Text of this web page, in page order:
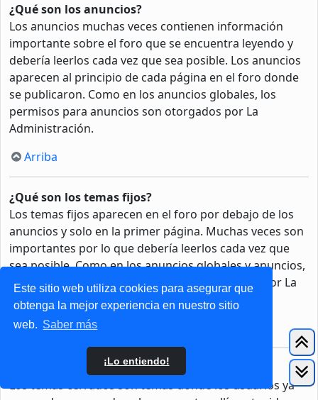
Este sitio web utiliza cookies para asegurar que
obtenga la mejor experiencia en nuestro sitio
web. Saber más
¡Lo entiendo!
¿Qué son los anuncios?
Los anuncios muchas veces contienen información
importante sobre el foro que se encuentra leyendo y
debería leerlos cada vez que sea posible. Los anuncios
aparecen al principio de cada página en el foro donde
se publicaron. Como en los anuncios globales, los
permisos para anuncios son otorgados por La
Administración.
Arriba
¿Qué son los temas fijos?
Los temas fijos aparecen en el foro por debajo de los
anuncios y solo en la primer página. Muchas veces son
importantes por lo que debería leerlos cada vez que
sea posible. Como en los anuncios globales y anuncios,
los permisos para fijar un tema son otorgados por La
Administración.
Arriba
¿Qué son los temas cerrados?
Los temas cerrados son temas donde los usuarios ya